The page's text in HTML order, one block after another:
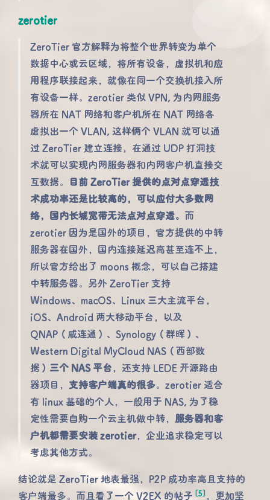
zerotier
ZeroTier 官方解释为将整个世界转变为单个
数据中心或云区域，将所有设备，虚拟机和应
用程序联接起来，就像在同一个交换机接入所
有设备一样。zerotier 类似 VPN, 为内网服务
器所在 NAT 网络和客户机所在 NAT 网络各
虚拟出一个 VLAN, 这样俩个 VLAN 就可以通
过 ZeroTier 建立连接，在通过 UDP 打洞技
术就可以实现内网服务器和内网客户机直接交
互数据。
目前 ZeroTier 提供的点对点穿透技
术成功率还是比较高的，可以应付大多数网
络，国内长城宽带无法点对点穿透。 而
zerotier 因为是国外的项目，官方提供的中转
服务器在国外，国内连接延迟高甚至连不上，
所以官方给出了 moons 概念，可以自己搭建
中转服务器。另外 ZeroTier 支持
Windows、macOS、Linux 三大主流平台，
iOS、Android 两大移动平台，以及
QNAP（威连通）、Synology（群晖）、
Western Digital MyCloud NAS（西部数
据） 三个 NAS 平台，还支持 LEDE 开源路由
器项目， 支持客户端真的很多。zerotier 适合
有 linux 基础的个人，一般用于 NAS, 为了稳
定性需要自购一个云主机做中转， 服务器和客
户机都需要安装 zerotier，企业追求稳定可以
考虑其他方式。
结论就是 ZeroTier 地表最强，P2P 成功率高且支持的
客户端最多。而且看了一个 V2EX 的帖子 [5]，更加坚